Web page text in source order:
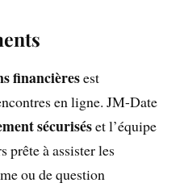
financièresest
en ligne. JM-Date
sécuriséset l’équipe
prête à assister les
ou de question